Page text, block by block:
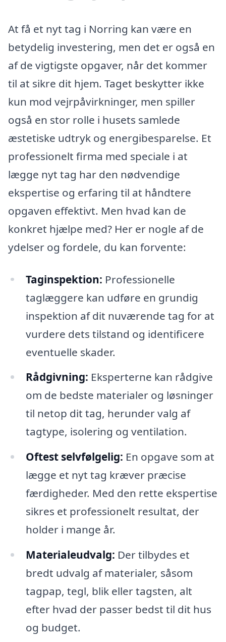
At få et nyt tag i Norring kan være en
betydelig investering, men det er også en
af de vigtigste opgaver, når det kommer
til at sikre dit hjem. Taget beskytter ikke
kun mod vejrpåvirkninger, men spiller
også en stor rolle i husets samlede
æstetiske udtryk og energibesparelse. Et
professionelt firma med speciale i at
lægge nyt tag har den nødvendige
ekspertise og erfaring til at håndtere
opgaven effektivt. Men hvad kan de
konkret hjælpe med? Her er nogle af de
ydelser og fordele, du kan forvente:
Taginspektion: Professionelle
taglæggere kan udføre en grundig
inspektion af dit nuværende tag for at
vurdere dets tilstand og identificere
eventuelle skader.
Rådgivning: Eksperterne kan rådgive
om de bedste materialer og løsninger
til netop dit tag, herunder valg af
tagtype, isolering og ventilation.
Oftest selvfølgelig: En opgave som at
lægge et nyt tag kræver præcise
færdigheder. Med den rette ekspertise
sikres et professionelt resultat, der
holder i mange år.
Materialeudvalg: Der tilbydes et
bredt udvalg af materialer, såsom
tagpap, tegl, blik eller tagsten, alt
efter hvad der passer bedst til dit hus
og budget.